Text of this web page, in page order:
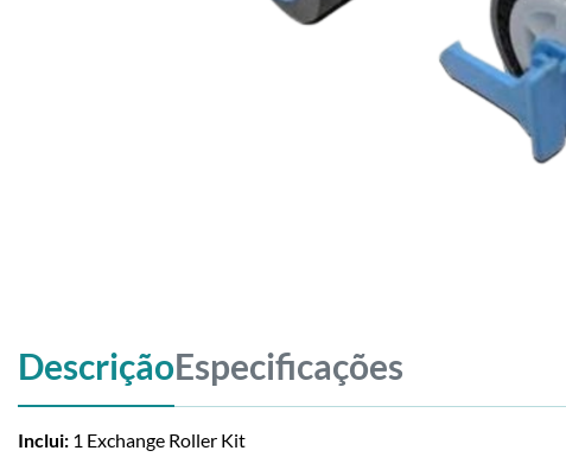
DescriçãoEspecificações
Inclui: 1 Exchange Roller Kit